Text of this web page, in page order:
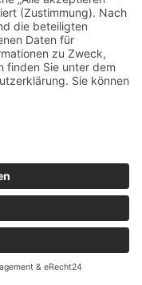
Webdesign by DAG